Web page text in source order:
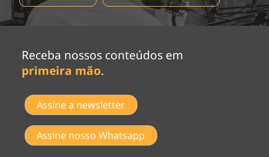
Receba nossos conteúdos em
primeira mão.
Assine a newsletter
Assine nosso Whatsapp